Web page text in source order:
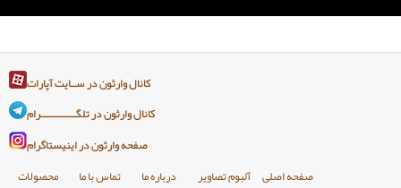
کانال وارثون در ســایت آپارات
کانال وارثون در تلگـــــــــــــرام
صفحه وارثون در اینیستاگرام
درباره ما تماس با ما
محصولات